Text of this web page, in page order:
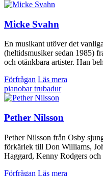
Micke Svahn
En musikant utöver det
(heltidsmusiker sedan 1985)
och otänkbara artister. Han
Förfrågan Läs mera
pianobartrubadur
Pether Nilsson
Pether Nilsson från Osby
förkärlek till Don Williams,
Haggard, Kenny Rodgers
Förfrågan Läs mera